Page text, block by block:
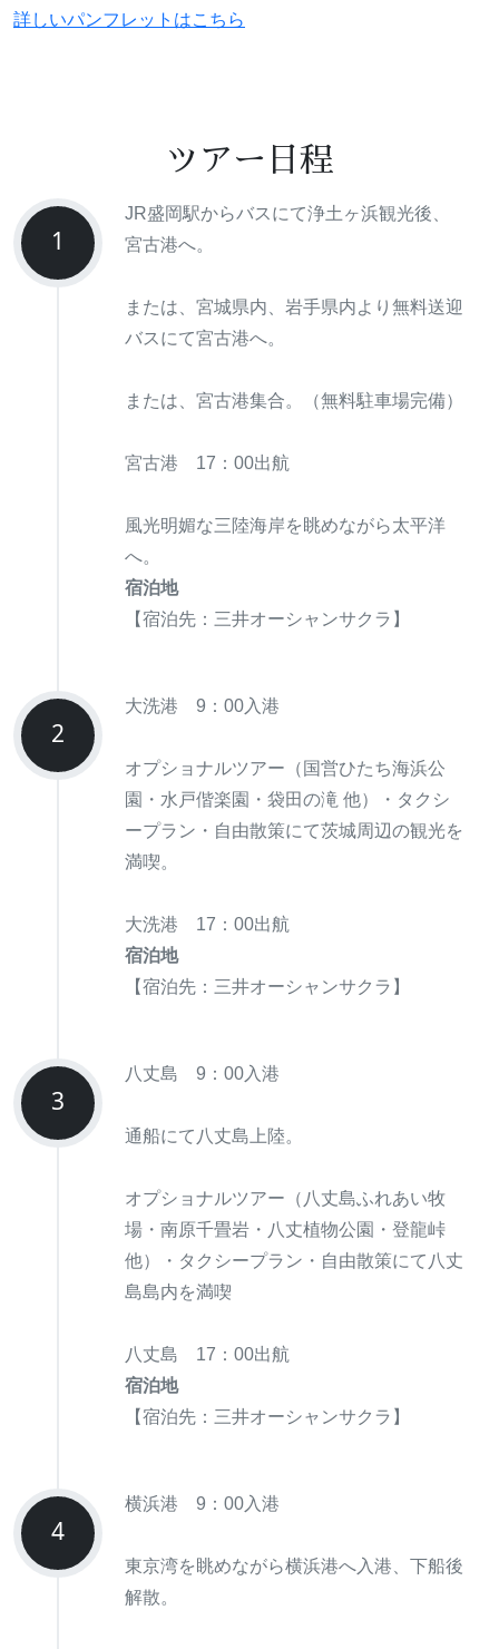
詳しいパンフレットはこちら
ツアー日程
1
JR盛岡駅からバスにて浄土ヶ浜観光後、
宮古港へ。
または、宮城県内、岩手県内より無料送迎
バスにて宮古港へ。
または、宮古港集合。（無料駐車場完備）
宮古港 17：00出航
風光明媚な三陸海岸を眺めながら太平洋
へ。
宿泊地
【宿泊先：三井オーシャンサクラ】
2
大洗港 9：00入港
オプショナルツアー（国営ひたち海浜公
園・水戸偕楽園・袋田の滝 他）・タクシ
ープラン・自由散策にて茨城周辺の観光を
満喫。
大洗港 17：00出航
宿泊地
【宿泊先：三井オーシャンサクラ】
3
八丈島 9：00入港
通船にて八丈島上陸。
オプショナルツアー（八丈島ふれあい牧
場・南原千畳岩・八丈植物公園・登龍峠
他）・タクシープラン・自由散策にて八丈
島島内を満喫
八丈島 17：00出航
宿泊地
【宿泊先：三井オーシャンサクラ】
4
横浜港 9：00入港
東京湾を眺めながら横浜港へ入港、下船後
解散。